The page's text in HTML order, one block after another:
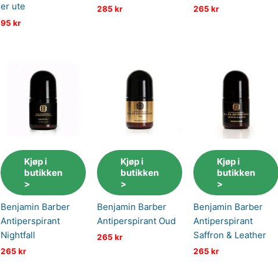
er ute
95 kr
285 kr 265 kr
Kjøp i
butikken
>
Benjamin Barber
Antiperspirant
Nightfall
265 kr
Kjøp i
butikken
>
Benjamin Barber
Antiperspirant Oud
265 kr
Kjøp i
butikken
>
Benjamin Barber
Antiperspirant
Saffron & Leather
265 kr